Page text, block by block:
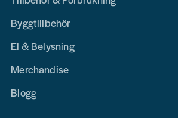
Byggtillbehör
El & Belysning
Merchandise
Blogg